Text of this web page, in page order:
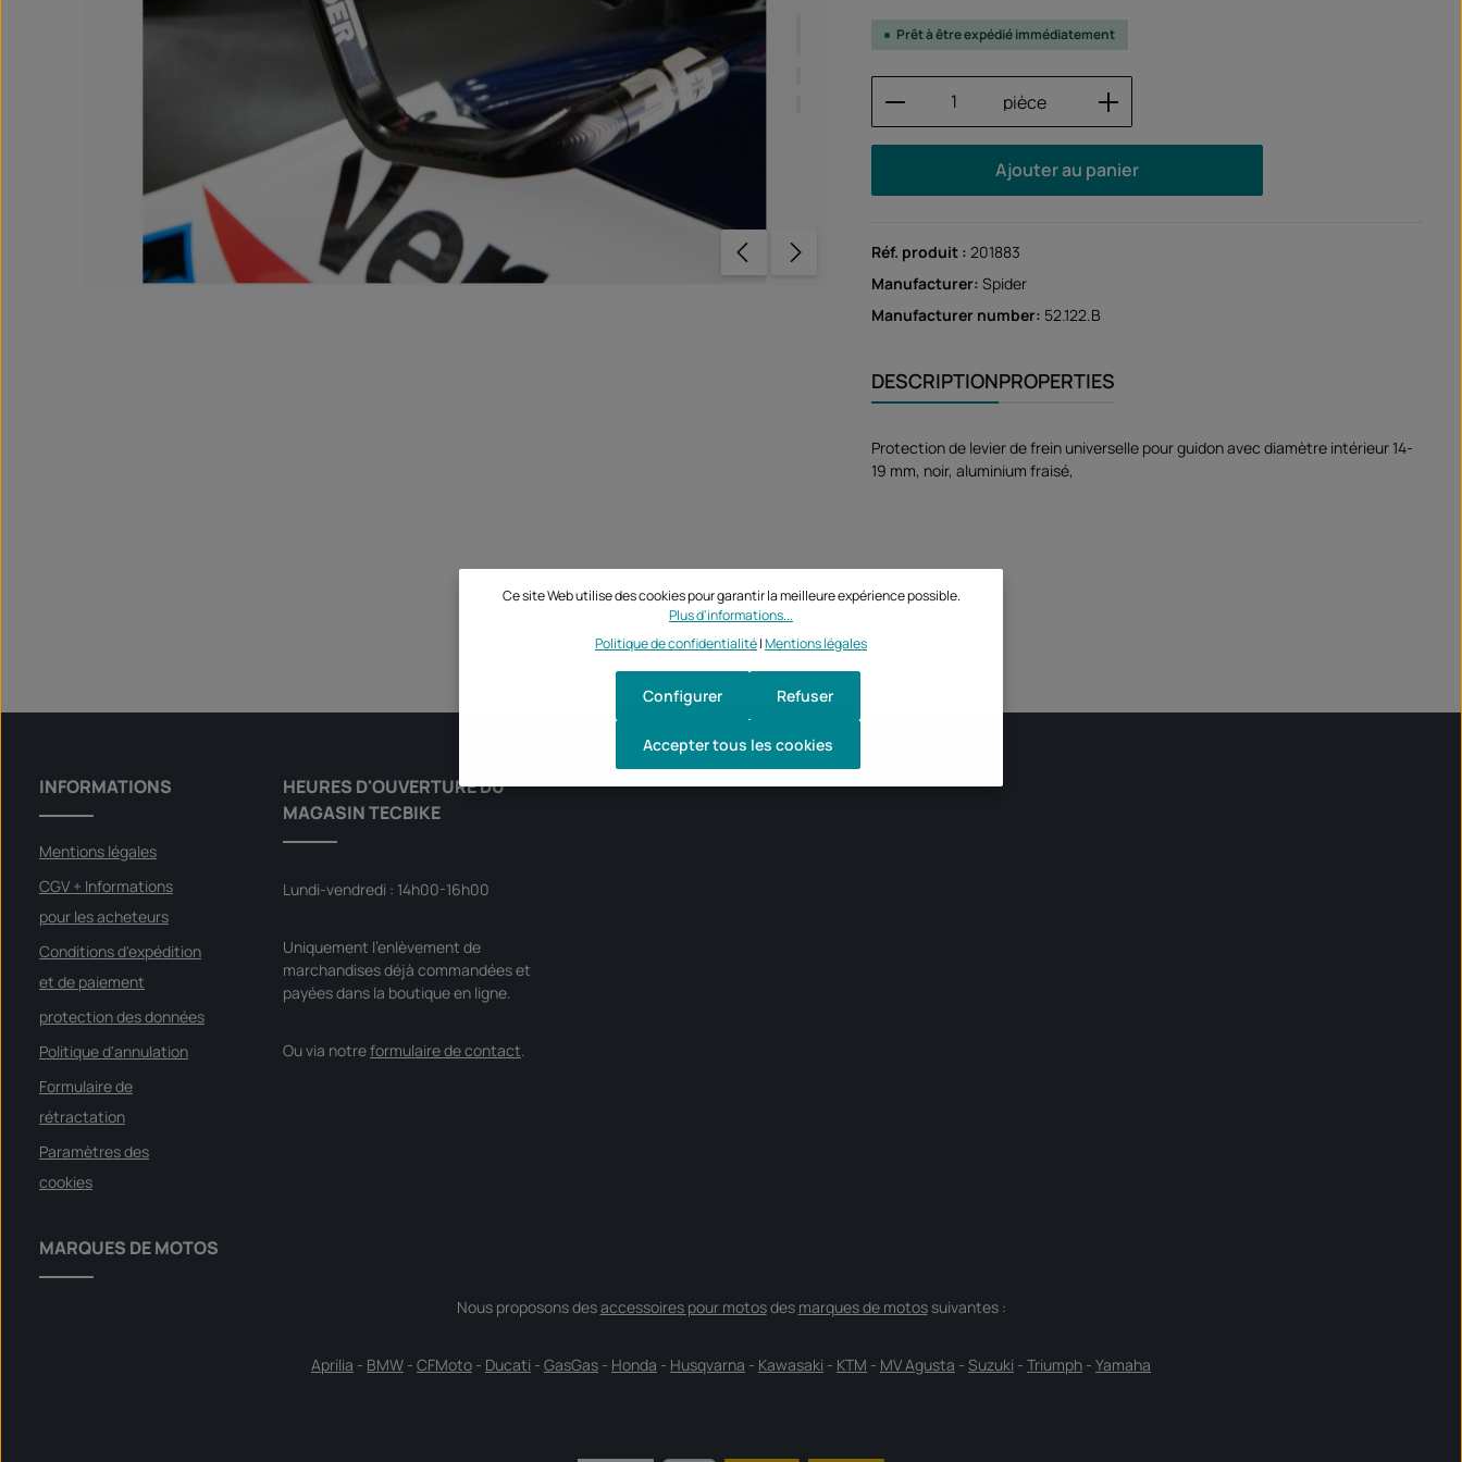
Prêt à être expédié immédiatement
Quantité de produit : Entrez la quantité
pièce
Ajouter au panier
Réf. produit :201883
Manufacturer:Spider
Manufacturer number: 52.122.B
DESCRIPTIONPROPERTIES
Protection de levier de frein universelle pour guidon avec diamètre intérieur 14-
19 mm, noir, aluminium fraisé,
INFORMATIONS
Mentions légales
CGV + Informations
pour les acheteurs
Conditions d'expédition
et de paiement
protection des données
Politique d'annulation
Formulaire de
rétractation
Paramètres des
cookies
HEURES D'OUVERTURE DU
MAGASIN TECBIKE
Lundi-vendredi : 14h00-16h00
Uniquement l'enlèvement de
marchandises déjà commandées et
payées dans la boutique en ligne.
Ou via notreformulaire de contact.
MARQUES DE MOTOS
Nous proposons desaccessoires pour motosdes marques de motossuivantes :
Aprilia - BMW - CFMoto - Ducati - GasGas - Honda - Husqvarna - Kawasaki - KTM - MV Agusta - Suzuki - Triumph - Yamaha
Ce site Web utilise des cookies pour garantir la meilleure expérience possible.
Plus d'informations...
Politique de confidentialité|Mentions légales
Refuser
Configurer
Accepter tous les cookies